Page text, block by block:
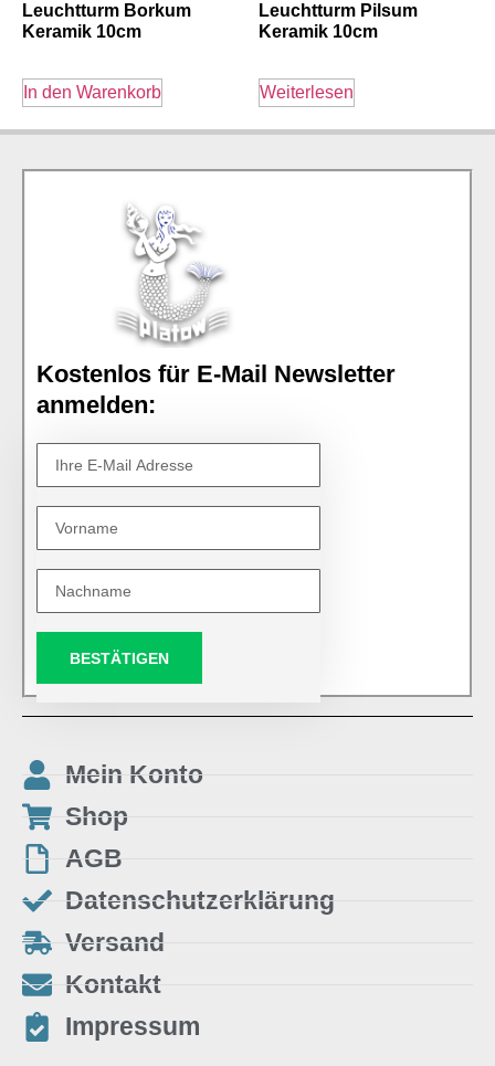
Leuchtturm Borkum
Keramik 10cm
In den Warenkorb
Leuchtturm Pilsum
Keramik 10cm
Weiterlesen
Kostenlos für E-Mail Newsletter
anmelden:
BESTÄTIGEN
Mein Konto
Shop
AGB
Datenschutzerklärung
Versand
Kontakt
Impressum